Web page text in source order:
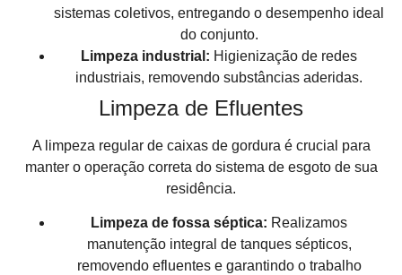
sistemas coletivos, entregando o desempenho ideal
do conjunto.
Limpeza industrial: Higienização de redes
industriais, removendo substâncias aderidas.
Limpeza de Efluentes
A limpeza regular de caixas de gordura é crucial para
manter o operação correta do sistema de esgoto de sua
residência.
Limpeza de fossa séptica: Realizamos
manutenção integral de tanques sépticos,
removendo efluentes e garantindo o trabalho